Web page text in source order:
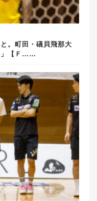
。町田・礒貝飛那大
」【Ｆ……